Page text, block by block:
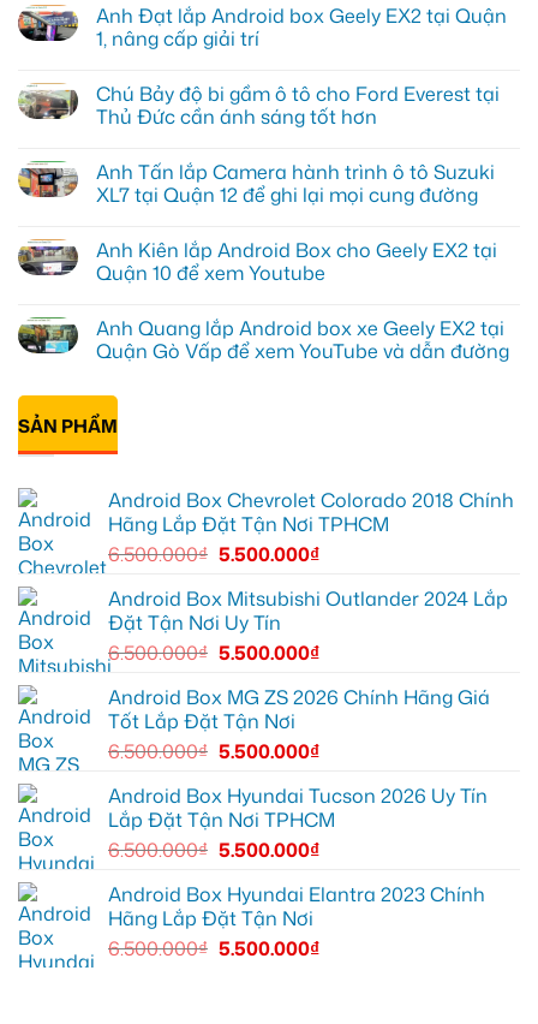
Anh Đạt lắp Android box Geely EX2 tại Quận
1, nâng cấp giải trí
bình
luận
ở
lắp
Android
box
tại
Quận
1,
giải
trí
Chú Bảy độ bi gầm ô tô cho Ford Everest tại
Thủ Đức cần ánh sáng tốt hơn
bình
luận
ở
độ
bi
gầm
cho
Ford
Everest
Đức
cần
ánh
sáng
Anh Tấn lắp Camera hành trình ô tô Suzuki
XL7 tại Quận 12 để ghi lại mọi cung đường
bình
luận
ở
lắp
Camera
hành
Suzuki
XL7
tại
ghi
mọi
cung
đường
Anh Kiên lắp Android Box cho Geely EX2 tại
Quận 10 để xem Youtube
bình
luận
ở
Android
Box
cho
tại
Quận
xem
Youtube
Anh Quang lắp Android box xe Geely EX2 tại
Quận Gò Vấp để xem YouTube và dẫn đường
có
luận
ở
Anh
Android
box
Geely
EX2
tại
Quận
Gò
Vấp
xem
YouTube
dẫn
đường
SẢN PHẨM
Android Box Chevrolet Colorado 2018 Chính
Hãng Lắp Đặt Tận Nơi TPHCM
6.500.000₫ 5.500.000₫
Android Box Mitsubishi Outlander 2024 Lắp
Đặt Tận Nơi Uy Tín
6.500.000₫ 5.500.000₫
Android Box MG ZS 2026 Chính Hãng Giá
Tốt Lắp Đặt Tận Nơi
6.500.000₫ 5.500.000₫
Android Box Hyundai Tucson 2026 Uy Tín
Lắp Đặt Tận Nơi TPHCM
6.500.000₫ 5.500.000₫
Android Box Hyundai Elantra 2023 Chính
Hãng Lắp Đặt Tận Nơi
6.500.000₫ 5.500.000₫